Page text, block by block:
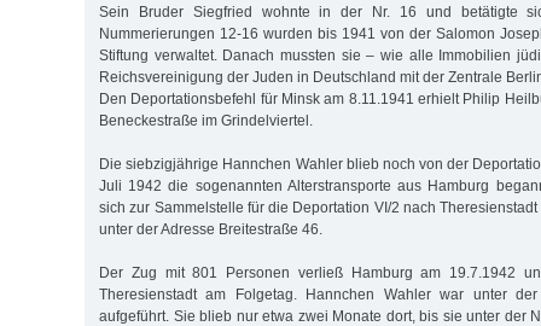
Sein Bruder Siegfried wohnte in der Nr. 16 und betätigte
Nummerierungen 12-16 wurden bis 1941 von der Salomon
Stiftung verwaltet. Danach mussten sie – wie alle Immobilien
Reichsvereinigung der Juden in Deutschland mit der Zentrale
Den Deportationsbefehl für Minsk am 8.11.1941 erhielt Philip
Beneckestraße im Grindelviertel.
Die siebzigjährige Hannchen Wahler blieb noch von der
Juli 1942 die sogenannten Alterstransporte aus Hamburg
sich zur Sammelstelle für die Deportation VI/2 nach
unter der Adresse Breitestraße 46.
Der Zug mit 801 Personen verließ Hamburg am 19.7.1942
Theresienstadt am Folgetag. Hannchen Wahler war unter
aufgeführt. Sie blieb nur etwa zwei Monate dort, bis sie unter der